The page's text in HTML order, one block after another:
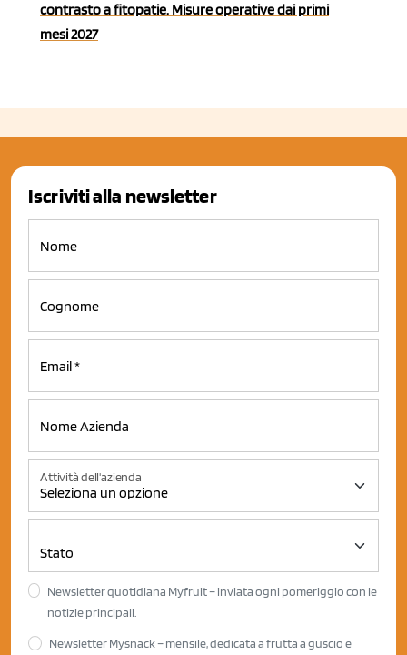
contrasto a fitopatie. Misure operative dai primi
mesi 2027
Iscriviti alla newsletter
Attività dell'azienda
Newsletter quotidiana Myfruit – inviata ogni pomeriggio con le
notizie principali.
Newsletter Mysnack – mensile, dedicata a frutta a guscio e